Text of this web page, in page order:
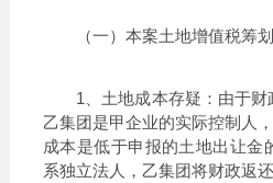
（一）本案土地增值税筹划
1、土地成本存疑：由于财
乙集团是甲企业的实际控制人
成本是低于申报的土地出让金
系独立法人，乙集团将财政返